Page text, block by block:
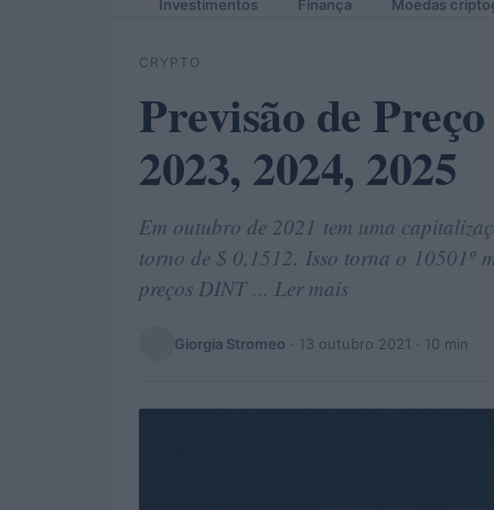
Investimentos Finança Moedas
CRYPTO
Previsão de
2023, 2024, 2025
Em outubro de 2021 tem uma
torno de $ 0,1512. Isso torna o 10501º
preços DINT ... Ler mais
Giorgia Stromeo · 13 outubro 2021 · 10 min